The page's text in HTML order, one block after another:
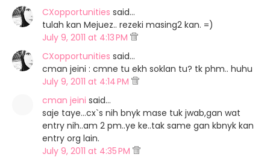
CXopportunities said…
tulah kan Mejuez.. rezeki masing2 kan. =)
July 9, 2011 at 4:13 PM
CXopportunities said…
cman jeini : cmne tu ekh soklan tu? tk phm.. huhu
July 9, 2011 at 4:14 PM
cman jeini said…
saje taye...cx`s nih bnyk mase tuk jwab,gan wat
entry nih..am 2 pm..ye ke..tak same gan kbnyk kan
entry org lain.
July 9, 2011 at 4:35 PM